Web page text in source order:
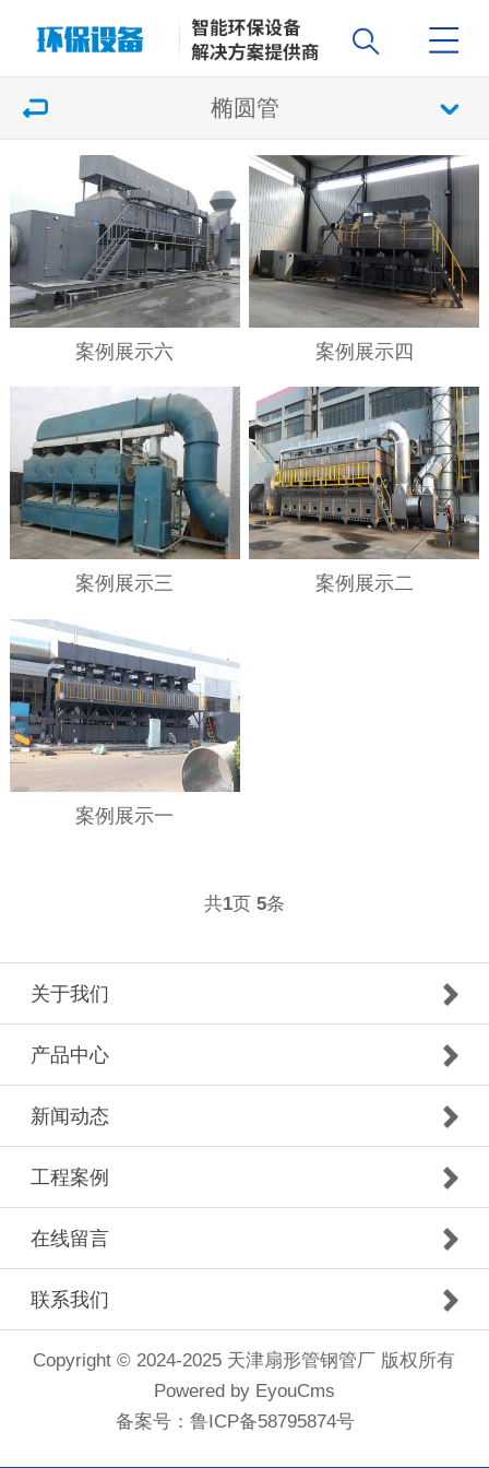
椭圆管
案例展示六 案例展示四
案例展示三 案例展示二
案例展示一
共1页 5条
关于我们
产品中心
新闻动态
工程案例
在线留言
联系我们
Copyright © 2024-2025 天津扇形管钢管厂 版权所有
Powered by EyouCms
备案号： 鲁ICP备58795874号